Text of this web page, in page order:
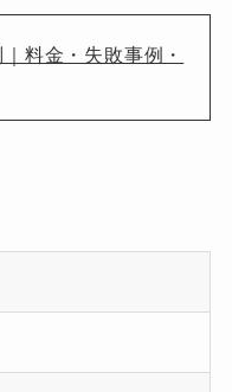
料金・失敗事例・